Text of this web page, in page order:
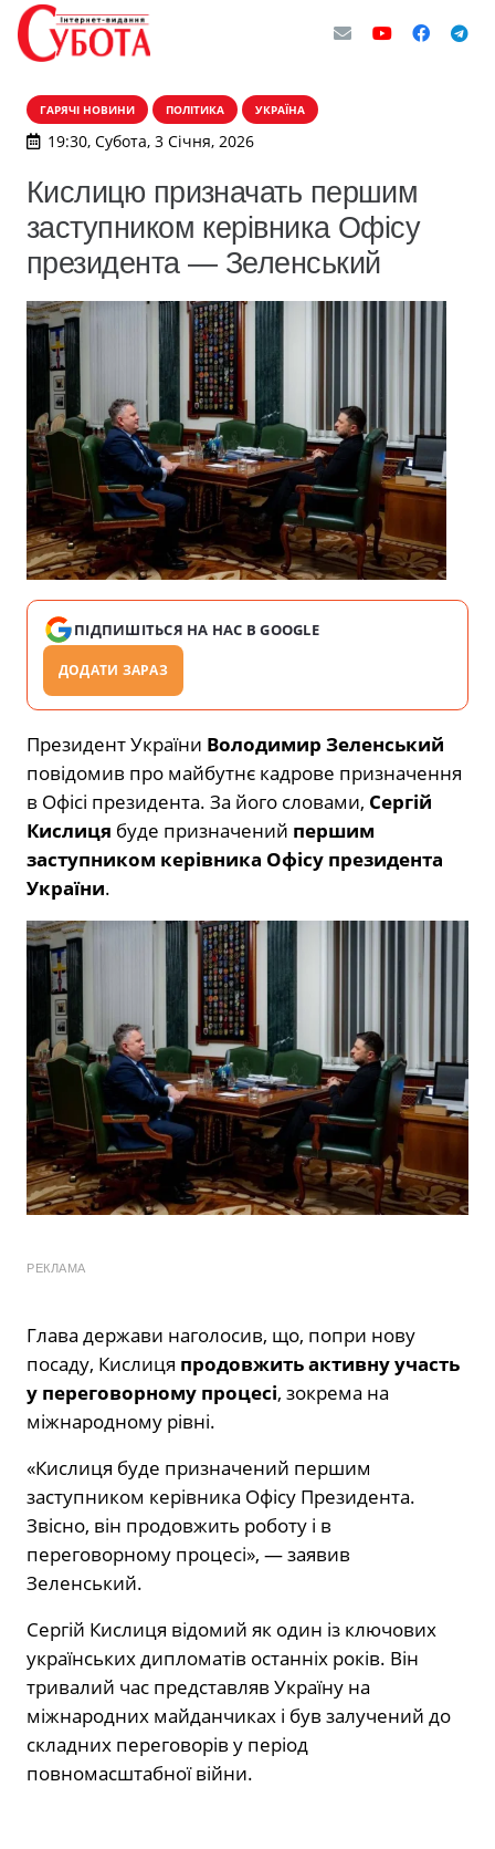
ГАРЯЧІ НОВИНИ ПОЛІТИКА УКРАЇНА
19:30, Субота, 3 Січня, 2026
Кислицю призначать першим
заступником керівника Офісу
президента — Зеленський
ПІДПИШІТЬСЯ НА НАС В GOOGLE
ДОДАТИ ЗАРАЗ
Президент України Володимир Зеленський
повідомив про майбутнє кадрове призначення
в Офісі президента. За його словами, Сергій
Кислиця буде призначений першим
заступником керівника Офісу президента
України.
РЕКЛАМА
Глава держави наголосив, що, попри нову
посаду, Кислиця продовжить активну участь
у переговорному процесі, зокрема на
міжнародному рівні.
«Кислиця буде призначений першим
заступником керівника Офісу Президента.
Звісно, він продовжить роботу і в
переговорному процесі», — заявив
Зеленський.
Сергій Кислиця відомий як один із ключових
українських дипломатів останніх років. Він
тривалий час представляв Україну на
міжнародних майданчиках і був залучений до
складних переговорів у період
повномасштабної війни.